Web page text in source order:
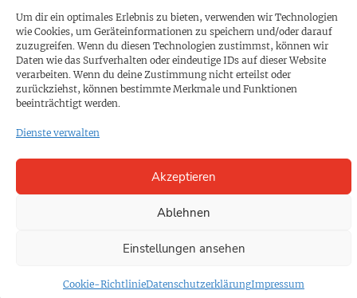
Um dir ein optimales Erlebnis zu bieten, verwenden wir Technologien
wie Cookies, um Geräteinformationen zu speichern und/oder darauf
zuzugreifen. Wenn du diesen Technologien zustimmst, können wir
Daten wie das Surfverhalten oder eindeutige IDs auf dieser Website
verarbeiten. Wenn du deine Zustimmung nicht erteilst oder
zurückziehst, können bestimmte Merkmale und Funktionen
beeinträchtigt werden.
Dienste verwalten
Akzeptieren
Ablehnen
Einstellungen ansehen
Cookie-RichtlinieDatenschutzerklärungImpressum
SPENDEN
Datenschutz
KONTAKT
Cookie-Richtlinie